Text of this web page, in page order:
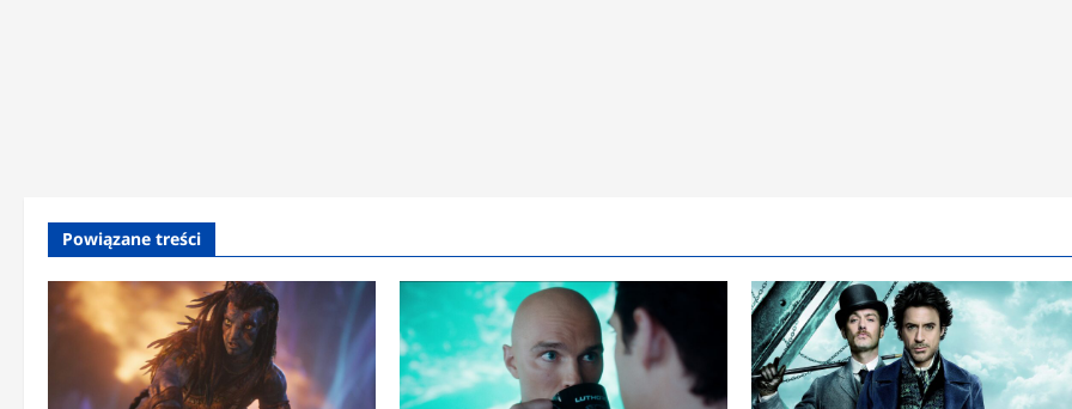
Powiązane treści